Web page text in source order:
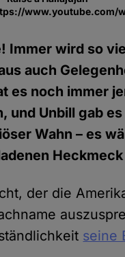
www.youtube.com/
Immer wird so
auch
es noch immer
und Unbill gab
Wahn – es
der die
seine